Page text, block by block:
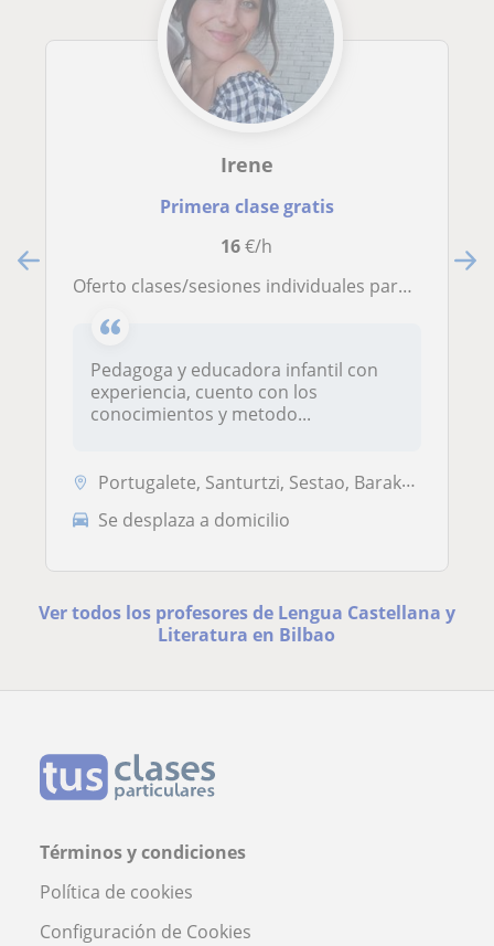
Irene
Primera clase gratis
16€/h
Oferto clases/sesiones individuales para alumnado con algún tipo de necesidad educativa especial
Pedagoga y educadora infantil con
experiencia, cuento con los
conocimientos y metodo...
Portugalete, Santurtzi, Sestao, Barakaldo, Bilbao, Getxo
Se desplaza a domicilio
Ver todos los profesores de Lengua Castellana y
Literatura en Bilbao
Términos y condiciones
Política de cookies
Configuración de Cookies